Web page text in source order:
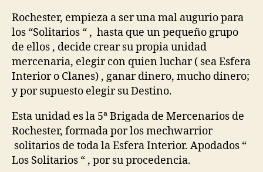
Rochester, empieza a ser una mal augurio para
los “Solitarios “ , hasta que un pequeño grupo
de ellos , decide crear su propia unidad
mercenaria, elegir con quien luchar ( sea Esfera
Interior o Clanes) , ganar dinero, mucho dinero;
y por supuesto elegir su Destino.
Esta unidad es la 5ª Brigada de Mercenarios de
Rochester, formada por los mechwarrior
solitarios de toda la Esfera Interior. Apodados “
Los Solitarios “ , por su procedencia.